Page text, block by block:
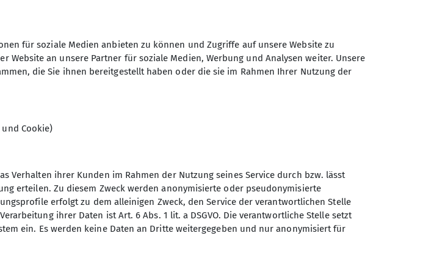
Service
Sektion Duisburg des
Deutschen Alpenvereins e.V.
Lösorter Straße 115
für soziale Medien anbieten zu können und Zugriffe auf unsere Website zu
an unsere Partner für soziale Medien, Werbung und Analysen weiter. Unsere
die Sie ihnen bereitgestellt haben oder die sie im Rahmen Ihrer Nutzung der
Cookie)
Verhalten ihrer Kunden im Rahmen der Nutzung seines Service durch bzw. lässt
erteilen. Zu diesem Zweck werden anonymisierte oder pseudonymisierte
erfolgt zu dem alleinigen Zweck, den Service der verantwortlichen Stelle
ihrer Daten ist Art. 6 Abs. 1 lit. a DSGVO. Die verantwortliche Stelle setzt
ein. Es werden keine Daten an Dritte weitergegeben und nur anonymisiert für